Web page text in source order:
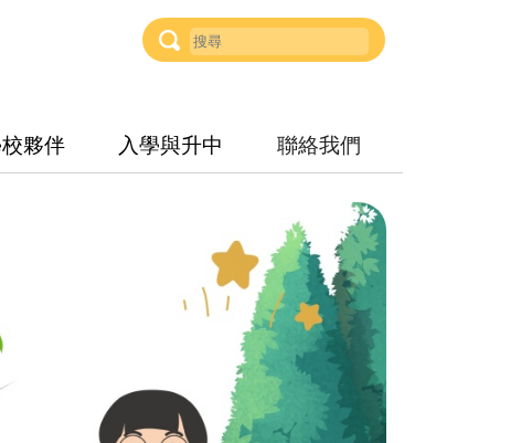
夥伴 入學與升中 聯絡我們